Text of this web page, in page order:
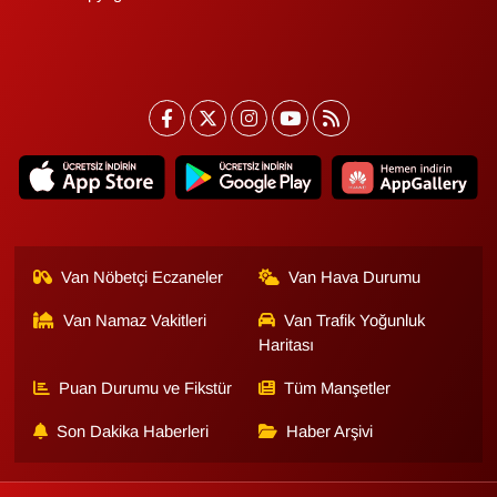
Van Nöbetçi Eczaneler Van Hava Durumu
Van Namaz Vakitleri
Van Trafik Yoğunluk
Haritası
Puan Durumu ve Fikstür Tüm Manşetler
Son Dakika Haberleri Haber Arşivi
TEBRİK
TEKNOLOJİ